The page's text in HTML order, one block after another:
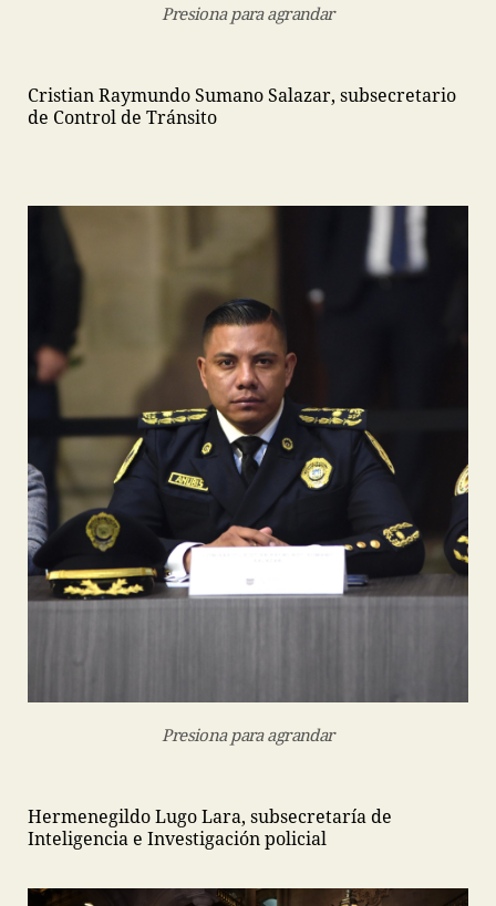
Presiona para agrandar
Cristian Raymundo Sumano Salazar, subsecretario
de Control de Tránsito
Presiona para agrandar
Hermenegildo Lugo Lara, subsecretaría de
Inteligencia e Investigación policial